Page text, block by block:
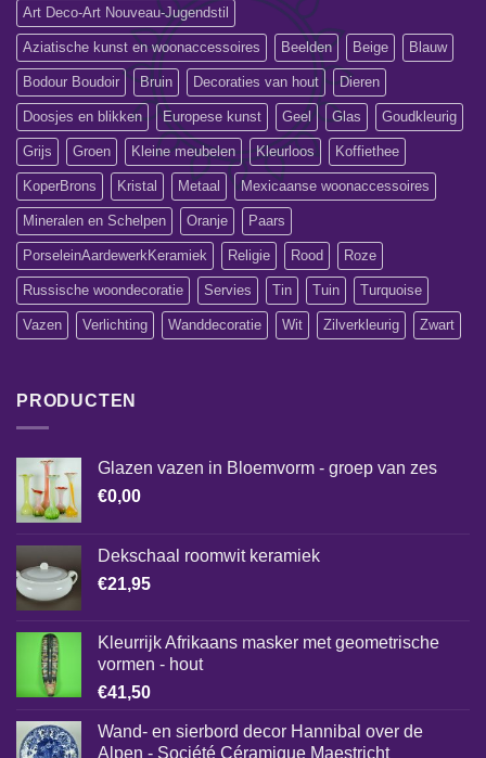
Art Deco-Art Nouveau-Jugendstil
Aziatische kunst en woonaccessoires Beelden Beige Blauw
Bodour Boudoir Bruin Decoraties van hout Dieren
Doosjes en blikken Europese kunst Geel Glas Goudkleurig
Grijs Groen Kleine meubelen Kleurloos Koffiethee
KoperBrons Kristal Metaal Mexicaanse woonaccessoires
Mineralen en Schelpen Oranje Paars
PorseleinAardewerkKeramiek Religie Rood Roze
Russische woondecoratie Servies Tin Tuin Turquoise
Vazen Verlichting Wanddecoratie Wit Zilverkleurig Zwart
PRODUCTEN
Glazen vazen in Bloemvorm - groep van zes
€0,00
Dekschaal roomwit keramiek
€21,95
Kleurrijk Afrikaans masker met geometrische
vormen - hout
€41,50
Wand- en sierbord decor Hannibal over de
Alpen - Société Céramique Maestricht